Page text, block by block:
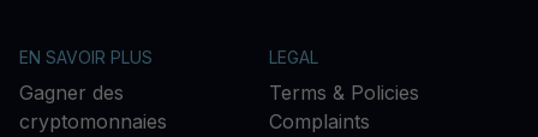
EN SAVOIR PLUS
Gagner des
cryptomonnaies
LEGAL
Terms & Policies
Complaints